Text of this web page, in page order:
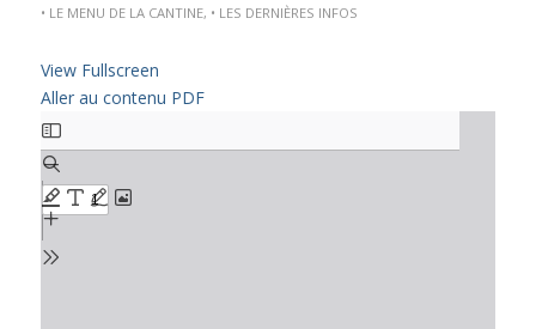
• LE MENU DE LA CANTINE, • LES DERNIÈRES INFOS
View Fullscreen
Aller au contenu PDF